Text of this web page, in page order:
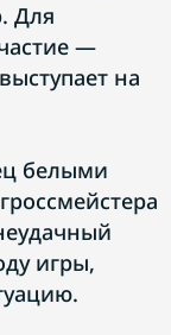
Для
—
на
белыми
игры,